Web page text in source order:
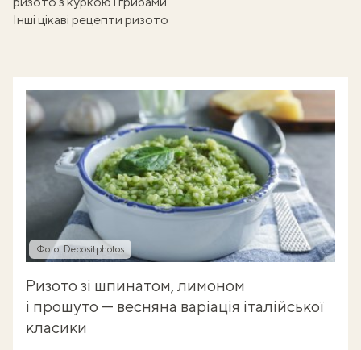
Інші цікаві рецепти ризото
Фото: Depositphotos
Ризото зі шпинатом, лимоном
і прошуто — весняна варіація італійської
класики